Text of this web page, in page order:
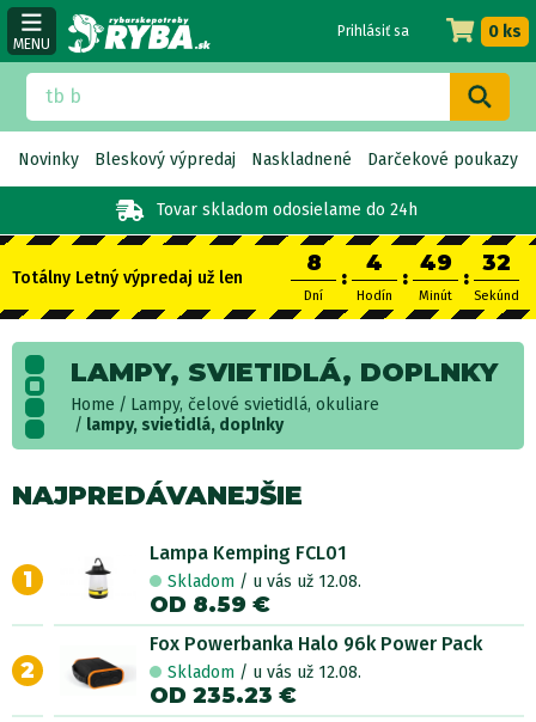
MENU
Tovar skladom odosielame do 24h
Prihlásiť sa 0 ks
Novinky Bleskový výpredaj Naskladnené Darčekové poukazy
Totálny Letný výpredaj už len
8
Dní
:
4
Hodín
:
49
Minút
:
31
Sekúnd
LAMPY, SVIETIDLÁ, DOPLNKY
Home
Lampy, čelové svietidlá, okuliare
lampy, svietidlá, doplnky
NAJPREDÁVANEJŠIE
1
Lampa Kemping FCL01
Skladom / u vás už 12.08.
OD 8.59 €
2
Fox Powerbanka Halo 96k Power Pack
Skladom / u vás už 12.08.
OD 235.23 €